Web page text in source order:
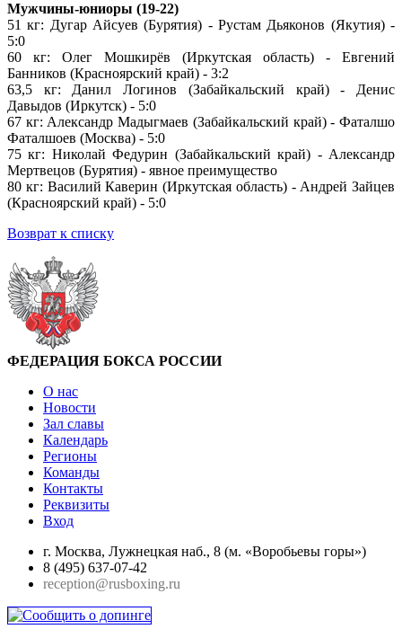
Мужчины-юниоры (19-22)
51 кг: Дугар Айсуев (Бурятия) - Рустам Дьяконов (Якутия) -
5:0
60 кг: Олег Мошкирёв (Иркутская область) - Евгений
Банников (Красноярский край) - 3:2
63,5 кг: Данил Логинов (Забайкальский край) - Денис
Давыдов (Иркутск) - 5:0
67 кг: Александр Мадыгмаев (Забайкальский край) - Фаталшо
Фаталшоев (Москва) - 5:0
75 кг: Николай Федурин (Забайкальский край) - Александр
Мертвецов (Бурятия) - явное преимущество
80 кг: Василий Каверин (Иркутская область) - Андрей Зайцев
(Красноярский край) - 5:0
Возврат к списку
ФЕДЕРАЦИЯ БОКСА РОССИИ
О нас
Новости
Зал славы
Календарь
Регионы
Команды
Контакты
Реквизиты
Вход
г. Москва, Лужнецкая наб., 8 (м. «Воробьевы горы»)
8 (495) 637-07-42
reception@rusboxing.ru